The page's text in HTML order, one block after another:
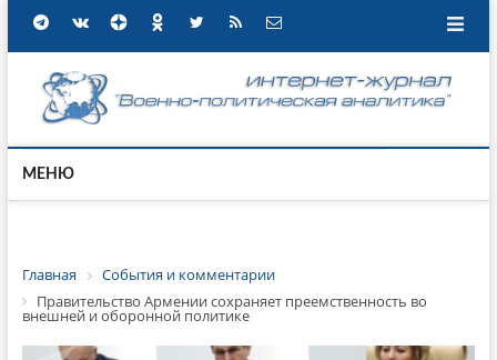
МЕНЮ
Главная
События и комментарии
Правительство Армении сохраняет преемственность во
внешней и оборонной политике